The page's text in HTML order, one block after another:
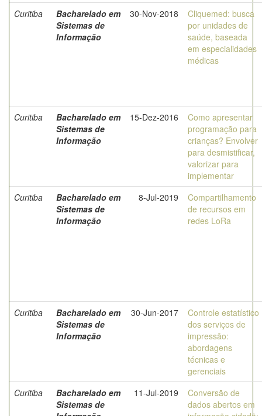
Curitiba
Bacharelado em
Sistemas de
Informação
30-Nov-2018
Cliquemed: busca
por unidades de
saúde, baseada
em especialidades
médicas
Curitiba
Bacharelado em
Sistemas de
Informação
15-Dez-2016
Como apresentar
programação para
crianças? Envolver
para desmistificar,
valorizar para
implementar
Curitiba
Bacharelado em
Sistemas de
Informação
8-Jul-2019
Compartilhamento
de recursos em
redes LoRa
Curitiba
Bacharelado em
Sistemas de
Informação
30-Jun-2017
Controle estatístico
dos serviços de
impressão:
abordagens
técnicas e
gerenciais
Curitiba
Bacharelado em
Sistemas de
11-Jul-2019
Conversão de
dados abertos em